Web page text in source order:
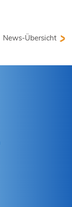
News-Übersicht